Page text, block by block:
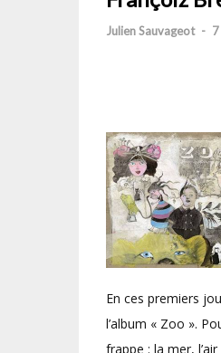
Julien Sauvageot -
En ces premiers
l’album « Zoo ».
frappe : la mer,